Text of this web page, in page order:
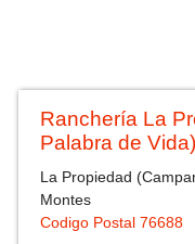
Ranchería La
Palabra de Vida)
La Propiedad
Montes
Codigo Postal 76688